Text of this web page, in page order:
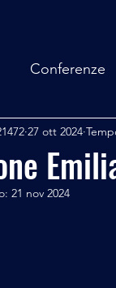
Conferenze
- Interviste
Attualità
27 ott 2024
21 nov 2024